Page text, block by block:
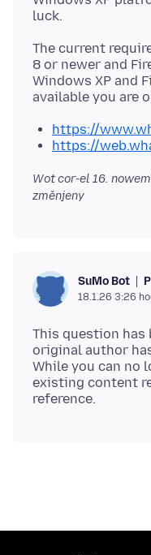
The current
8 or newer and
Windows XP and
https://
https://
Wot cor-el 16.
změnjeny
SuMo Bot
18.1.26 3:26
This question has
original author
While you can no
existing content